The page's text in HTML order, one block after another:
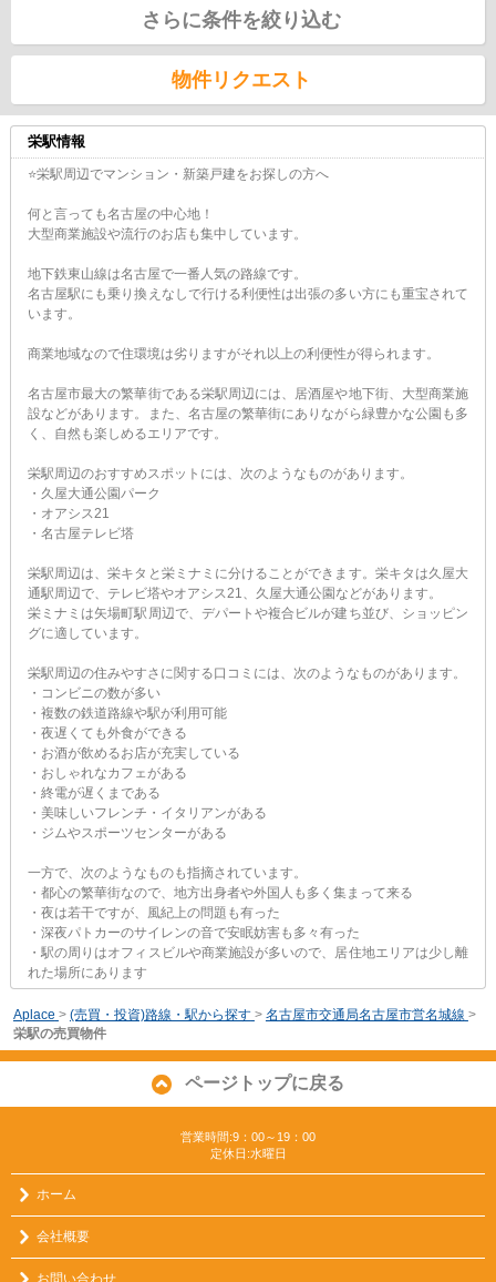
さらに条件を絞り込む
物件リクエスト
栄駅情報
⭐栄駅周辺でマンション・新築戸建をお探しの方へ
何と言っても名古屋の中心地！
大型商業施設や流行のお店も集中しています。
地下鉄東山線は名古屋で一番人気の路線です。
名古屋駅にも乗り換えなしで行ける利便性は出張の多い方にも重宝されて
います。
商業地域なので住環境は劣りますがそれ以上の利便性が得られます。
名古屋市最大の繁華街である栄駅周辺には、居酒屋や地下街、大型商業施
設などがあります。また、名古屋の繁華街にありながら緑豊かな公園も多
く、自然も楽しめるエリアです。
栄駅周辺のおすすめスポットには、次のようなものがあります。
・久屋大通公園パーク
・オアシス21
・名古屋テレビ塔
栄駅周辺は、栄キタと栄ミナミに分けることができます。栄キタは久屋大
通駅周辺で、テレビ塔やオアシス21、久屋大通公園などがあります。
栄ミナミは矢場町駅周辺で、デパートや複合ビルが建ち並び、ショッピン
グに適しています。
栄駅周辺の住みやすさに関する口コミには、次のようなものがあります。
・コンビニの数が多い
・複数の鉄道路線や駅が利用可能
・夜遅くても外食ができる
・お酒が飲めるお店が充実している
・おしゃれなカフェがある
・終電が遅くまである
・美味しいフレンチ・イタリアンがある
・ジムやスポーツセンターがある
一方で、次のようなものも指摘されています。
・都心の繁華街なので、地方出身者や外国人も多く集まって来る
・夜は若干ですが、風紀上の問題も有った
・深夜パトカーのサイレンの音で安眠妨害も多々有った
・駅の周りはオフィスビルや商業施設が多いので、居住地エリアは少し離
れた場所にあります
Aplace > (売買・投資)路線・駅から探す > 名古屋市交通局名古屋市営名城線 >
栄駅の売買物件
ページトップに戻る
営業時間:9：00～19：00
定休日:水曜日
ホーム
会社概要
お問い合わせ